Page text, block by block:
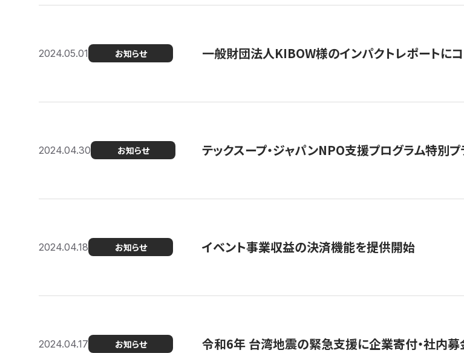
2024.05.01 お知らせ 一般財団法人KIBOW様のインパクトレポートに
2024.04.30 お知らせ テックスープ・ジャパンNPO支援プログラム特別
2024.04.18 お知らせ イベント事業収益の決済機能を提供開始
2024.04.17 お知らせ 令和6年 台湾地震の緊急支援に企業寄付・社内募